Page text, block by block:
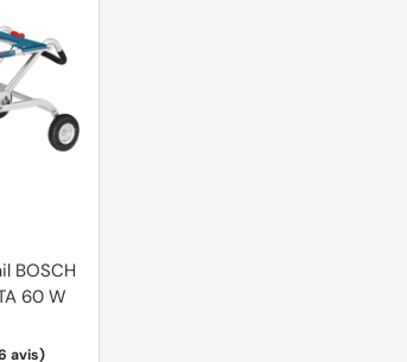
BOSCH
60 W